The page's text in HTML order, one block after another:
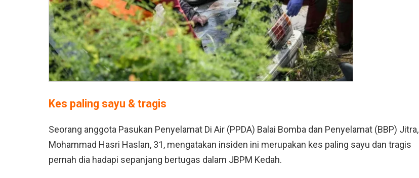
Kes paling sayu & tragis
Seorang anggota Pasukan Penyelamat Di Air (PPDA) Balai Bomba dan Penyelamat (BBP) Jitra,
Mohammad Hasri Haslan, 31, mengatakan insiden ini merupakan kes paling sayu dan tragis
pernah dia hadapi sepanjang bertugas dalam JBPM Kedah.